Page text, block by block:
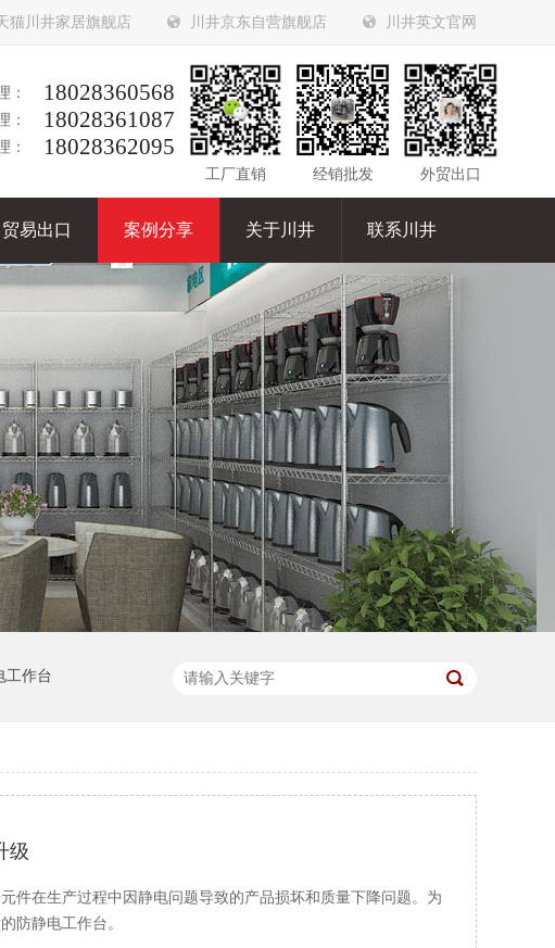
猫川井家居旗舰店 川井京东自营旗舰店 川井英文官网
： 18028360568
： 18028361087
： 18028362095
工厂直销 经销批发 外贸出口
贸易出口 案例分享 关于川井 联系川井
工作台
级
件在生产过程中因静电问题导致的产品损坏和质量下降问题。为
防静电工作台。